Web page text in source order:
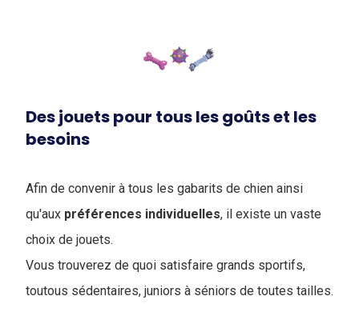
Des jouets pour tous les goûts et les
besoins
Afin de convenir à tous les gabarits de chien ainsi
qu'aux préférences individuelles, il existe un vaste
choix de jouets.
Vous trouverez de quoi satisfaire grands sportifs,
toutous sédentaires, juniors à séniors de toutes tailles.